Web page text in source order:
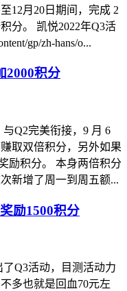
12月20日期间，完成 2
分。 凯悦2022年Q3活
gp/zh-hans/o...
2000积分
Q2完美衔接，9 月 6
取双倍积分，另外如果
励积分。 本身两倍积分
新增了周一到周五额...
励1500积分
Q3活动，目测活动力
多也就是回血70元左